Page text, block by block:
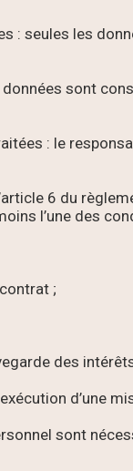
: seules les
sont
: le
6 du
l’une des
;
des
d’une
sont